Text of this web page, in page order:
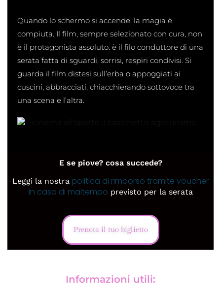
Quando lo schermo si accende, la magia è
compiuta. Il film, sempre selezionato con cura, non
è il protagonista assoluto: è il filo conduttore di una
serata fatta di sguardi, sorrisi, respiri condivisi. Si
guarda il film distesi sull’erba o appoggiati ai
cuscini, abbracciati, chiacchierando sottovoce tra
una scena e l’altra.
E se piove? cosa succede?
Leggi la nostra politica di rimborso tramite voucher
in caso di maltempo previsto per la serata
Prenota il tuo biglietto
Informazioni utili: